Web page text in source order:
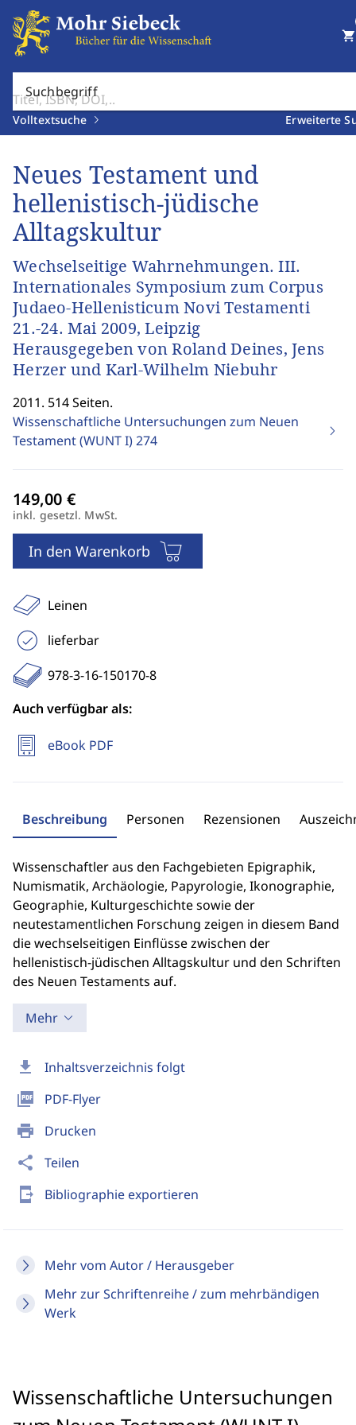
Suchbegriff
Volltextsuche Erweiterte
shopping_cart
download Inhaltsverzeichnis folgt
picture_as_pdf PDF-Flyer
print Drucken
share Teilen
send_to_mobile Bibliographie exportieren
Mehr vom Autor / Herausgeber
Mehr zur Schriftenreihe / zum mehrbändigen
Werk
Neues Testament und
hellenistisch-jüdische
Alltagskultur
Wechselseitige Wahrnehmungen. III.
Internationales Symposium zum Corpus
Judaeo-Hellenisticum Novi Testamenti
21.-24. Mai 2009, Leipzig
Herausgegeben von Roland Deines, Jens
Herzer und Karl-Wilhelm Niebuhr
2011. 514 Seiten.
Wissenschaftliche Untersuchungen zum Neuen
Testament (WUNT I)274
inkl. gesetzl. MwSt.
In den Warenkorb
Leinen
lieferbar
978-3-16-150170-8
Auch verfügbar als:
eBook PDF
Beschreibung Personen Rezensionen
Wissenschaftler aus den Fachgebieten Epigraphik,
Numismatik, Archäologie, Papyrologie, Ikonographie,
Geographie, Kulturgeschichte sowie der
neutestamentlichen Forschung zeigen in diesem Band
die wechselseitigen Einflüsse zwischen der
hellenistisch-jüdischen Alltagskultur und den Schriften
des Neuen Testaments auf.
Mehr
Wissenschaftliche Untersuchungen